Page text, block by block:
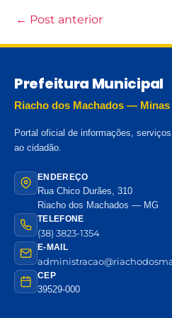
← Post anterior
Prefeitura Municipal
Riacho dos Machados — Minas
Portal oficial de informações,
ao cidadão.
ENDEREÇO
Rua Chico Durães, 310
Riacho dos Machados — MG
TELEFONE
(38) 3823-1354
E-MAIL
CEP
39529-000